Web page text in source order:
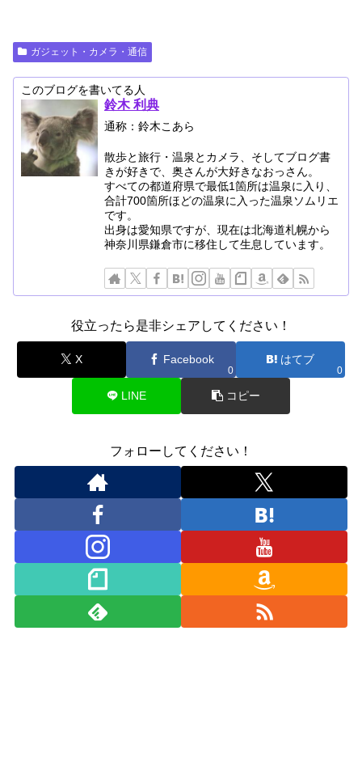
ガジェット・カメラ・通信
このブログを書いてる人
鈴木 利典
通称：鈴木こあら
散歩と旅行・温泉とカメラ、そしてブログ書
きが好きで、奥さんが大好きなおっさん。
すべての都道府県で最低1箇所は温泉に入り、
合計700箇所ほどの温泉に入った温泉ソムリエ
です。
出身は愛知県ですが、現在は北海道札幌から
神奈川県鎌倉市に移住して生息しています。
役立ったら是非シェアしてください！
X Facebook
0
はてブ
0
LINE コピー
フォローしてください！